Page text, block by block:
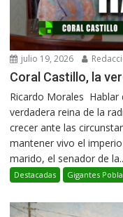
julio 19, 2026
Coral Castillo, la
Ricardo Morales Hablar
verdadera reina de la
crecer ante las
mantener vivo el
marido, el senador de
Destacadas Gigantes